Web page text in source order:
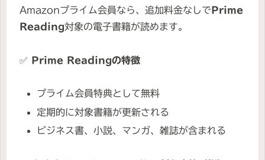
Amazonプライム会員なら、追加料金なしで Prime
Reading対象の電子書籍が読めます。
✅ Prime Readingの特徴
プライム会員特典として無料
定期的に対象書籍が更新される
ビジネス書、小説、マンガ、雑誌が含まれる